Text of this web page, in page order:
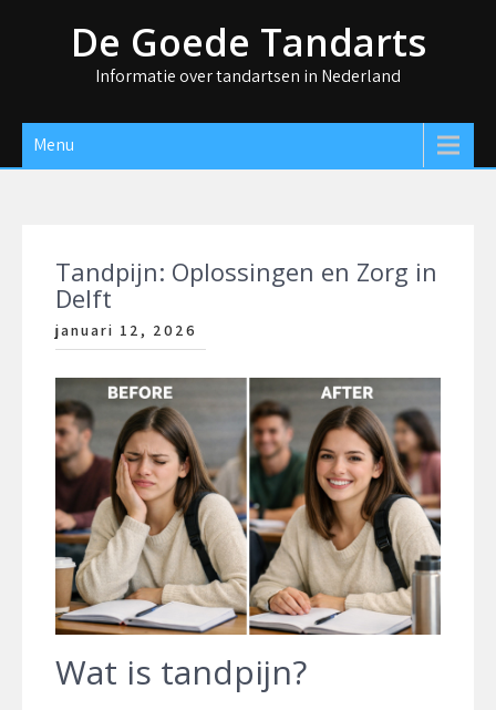
De Goede Tandarts
Informatie over tandartsen in Nederland
Menu
Tandpijn: Oplossingen en Zorg in
Delft
januari 12, 2026
Wat is tandpijn?